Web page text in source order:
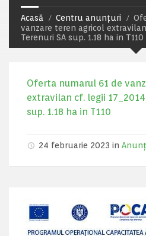
Acasă Centru anunțuri
vanzare teren agricol extravilan
Terenuri SA sup. 1.18 ha in T110
Oferta numarul 61 de
extravilan cf. legii 17_2014
sup. 1.18 ha in T110
24 februarie 2023 in